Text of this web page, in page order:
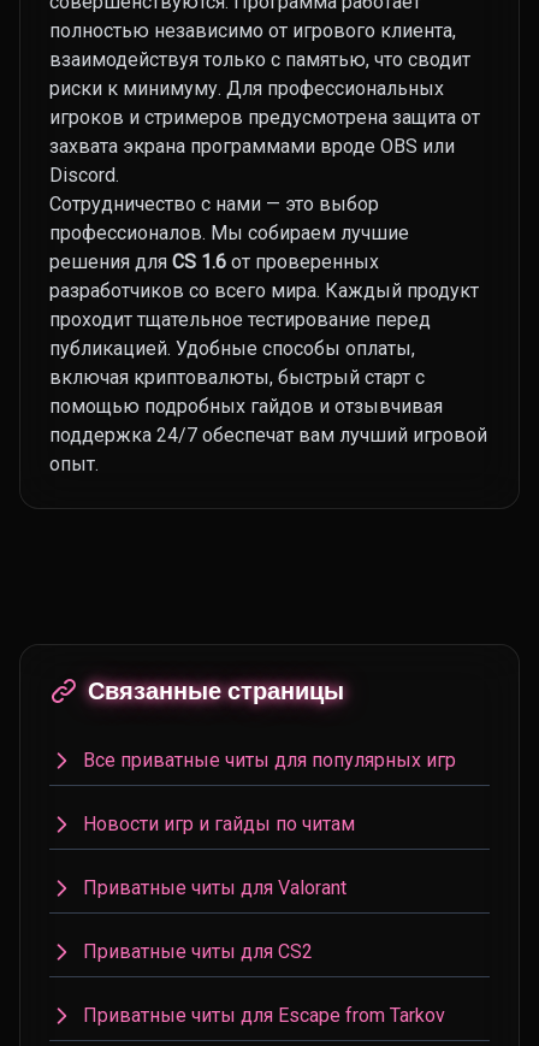
полностью независимо от игрового клиента,
взаимодействуя только с памятью, что сводит
риски к минимуму. Для профессиональных
игроков и стримеров предусмотрена защита от
захвата экрана программами вроде OBS или
Discord.
Сотрудничество с нами — это выбор
профессионалов. Мы собираем лучшие
решения для CS 1.6 от проверенных
разработчиков со всего мира. Каждый продукт
проходит тщательное тестирование перед
публикацией. Удобные способы оплаты,
включая криптовалюты, быстрый старт с
помощью подробных гайдов и отзывчивая
поддержка 24/7 обеспечат вам лучший игровой
опыт.
Связанные страницы
Все приватные читы для популярных игр
Новости игр и гайды по читам
Приватные читы для Valorant
Приватные читы для CS2
Приватные читы для Escape from Tarkov